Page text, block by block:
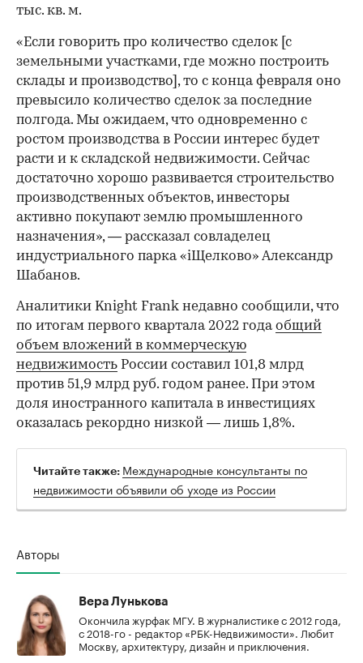
тыс. кв. м.
00:00 / 00:00
«Если говорить про количество сделок [с
земельными участками, где можно построить
склады и производство], то с конца февраля оно
превысило количество сделок за последние
полгода. Мы ожидаем, что одновременно с
ростом производства в России интерес будет
расти и к складской недвижимости. Сейчас
достаточно хорошо развивается строительство
производственных объектов, инвесторы
активно покупают землю промышленного
назначения», — рассказал совладелец
индустриального парка «iЩелково» Александр
Шабанов.
Аналитики Knight Frank недавно сообщили, что
по итогам первого квартала 2022 годаобщий
объем вложений в коммерческую
недвижимость России составил 101,8 млрд
против 51,9 млрд руб. годом ранее. При этом
доля иностранного капитала в инвестициях
оказалась рекордно низкой — лишь 1,8%.
Читайте также: Международные консультанты по
недвижимости объявили об уходе из России
Авторы
Вера Лунькова
Окончила журфак МГУ. В журналистике с 2012 года,
с 2018-го - редактор «РБК-Недвижимости». Любит
Москву, архитектуру, дизайн и приключения.